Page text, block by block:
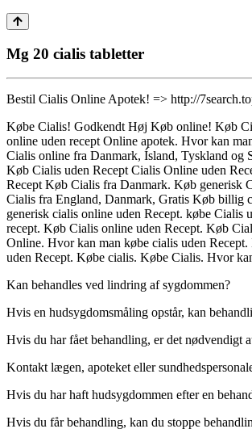
Mg 20 cialis tabletter
Bestil Cialis Online Apotek! => http://
Købe Cialis! Godkendt Høj Køb online! Køb
online uden recept Online apotek. Hvor kan
Cialis online fra Danmark, Ísland, Tyskland og
Køb Cialis uden Recept Cialis Online uden
Recept Køb Cialis fra Danmark. Køb generisk
Cialis fra England, Danmark, Gratis Køb billig
generisk cialis online uden Recept. købe
recept. Køb Cialis online uden Recept. Køb
Online. Hvor kan man købe cialis uden
uden Recept. Købe cialis. Købe Cialis. Hvor
Kan behandles ved lindring af sygdommen?
Hvis en hudsygdomsmåling opstår, kan
Hvis du har fået behandling, er det nødvendigt
Kontakt lægen, apoteket eller
Hvis du har haft hudsygdommen efter en
Hvis du får behandling, kan du stoppe